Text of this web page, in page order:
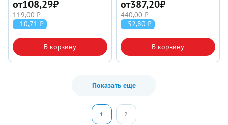
от108,29₽
119,00 ₽
- 10,71 ₽
В корзину
от387,20₽
440,00 ₽
- 52,80 ₽
В корзину
Показать еще
1 2